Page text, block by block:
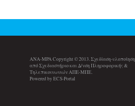
ANA-MPA Copyright © 2013. Σχεδίαση-υλοποίηση
από Σχεδιαστήριο και Δ/νση Πληροφορικής &
Τηλεπικοινωνιών ΑΠΕ-ΜΠΕ.
Powered by ECS-Portal